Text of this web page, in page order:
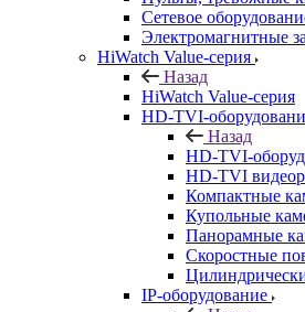
Сетевое
Электромагнитные
HiWatch Value-серия
Назад
HiWatch Value-серия
HD-TVI-
Назад
HD-TVI-
HD-TVI
Компактные
Купольные
Панорамные
Скоростные
IP-оборудование